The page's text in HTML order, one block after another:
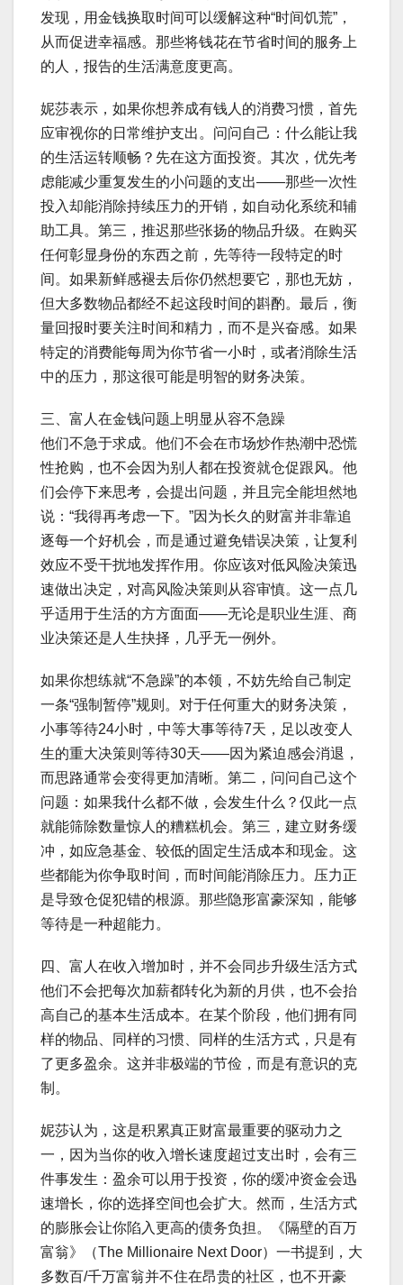
发现，用金钱换取时间可以缓解这种“时间饥荒”，
从而促进幸福感。那些将钱花在节省时间的服务上
的人，报告的生活满意度更高。
妮莎表示，如果你想养成有钱人的消费习惯，首先
应审视你的日常维护支出。问问自己：什么能让我
的生活运转顺畅？先在这方面投资。其次，优先考
虑能减少重复发生的小问题的支出——那些一次性
投入却能消除持续压力的开销，如自动化系统和辅
助工具。第三，推迟那些张扬的物品升级。在购买
任何彰显身份的东西之前，先等待一段特定的时
间。如果新鲜感褪去后你仍然想要它，那也无妨，
但大多数物品都经不起这段时间的斟酌。最后，衡
量回报时要关注时间和精力，而不是兴奋感。如果
特定的消费能每周为你节省一小时，或者消除生活
中的压力，那这很可能是明智的财务决策。
三、富人在金钱问题上明显从容不急躁
他们不急于求成。他们不会在市场炒作热潮中恐慌
性抢购，也不会因为别人都在投资就仓促跟风。他
们会停下来思考，会提出问题，并且完全能坦然地
说：“我得再考虑一下。”因为长久的财富并非靠追
逐每一个好机会，而是通过避免错误决策，让复利
效应不受干扰地发挥作用。你应该对低风险决策迅
速做出决定，对高风险决策则从容审慎。这一点几
乎适用于生活的方方面面——无论是职业生涯、商
业决策还是人生抉择，几乎无一例外。
如果你想练就“不急躁”的本领，不妨先给自己制定
一条“强制暂停”规则。对于任何重大的财务决策，
小事等待24小时，中等大事等待7天，足以改变人
生的重大决策则等待30天——因为紧迫感会消退，
而思路通常会变得更加清晰。第二，问问自己这个
问题：如果我什么都不做，会发生什么？仅此一点
就能筛除数量惊人的糟糕机会。第三，建立财务缓
冲，如应急基金、较低的固定生活成本和现金。这
些都能为你争取时间，而时间能消除压力。压力正
是导致仓促犯错的根源。那些隐形富豪深知，能够
等待是一种超能力。
四、富人在收入增加时，并不会同步升级生活方式
他们不会把每次加薪都转化为新的月供，也不会抬
高自己的基本生活成本。在某个阶段，他们拥有同
样的物品、同样的习惯、同样的生活方式，只是有
了更多盈余。这并非极端的节俭，而是有意识的克
制。
妮莎认为，这是积累真正财富最重要的驱动力之
一，因为当你的收入增长速度超过支出时，会有三
件事发生：盈余可以用于投资，你的缓冲资金会迅
速增长，你的选择空间也会扩大。然而，生活方式
的膨胀会让你陷入更高的债务负担。《隔壁的百万
富翁》（The Millionaire Next Door）一书提到，大
多数百/千万富翁并不住在昂贵的社区，也不开豪